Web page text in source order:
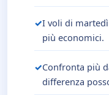
I voli di
più economici.
Confronta più
differenza